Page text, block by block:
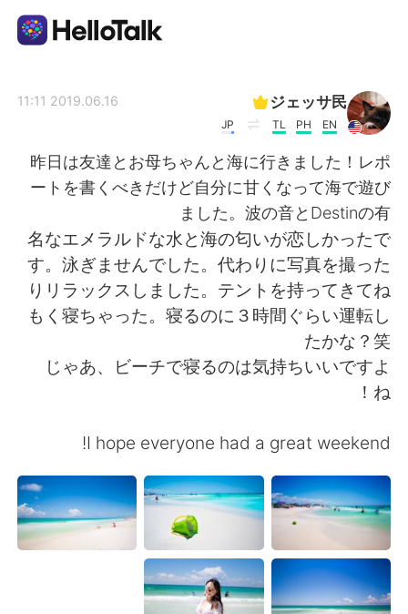
العربية
English 简体中文
繁體中文 Español
Français Deutsch
Indonesia Italiano
Türkçe Tiếng Việt
ジェッサ民
EN
PH
TL
JP
2019.06.16 11:11
昨日は友達とお母ちゃんと海に行きました！レポ
ートを書くべきだけど自分に甘くなって海で遊び
ました。波の音とDestinの有
名なエメラルドな水と海の匂いが恋しかったで
す。泳ぎませんでした。代わりに写真を撮った
りリラックスしました。テントを持ってきてね
もく寝ちゃった。寝るのに３時間ぐらい運転し
たかな？笑
じゃあ、ビーチで寝るのは気持ちいいですよ
ね！
I hope everyone had a great weekend!